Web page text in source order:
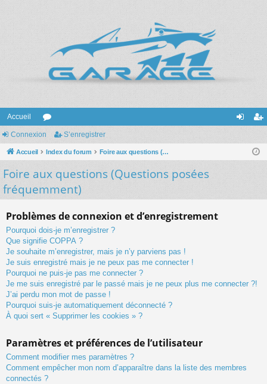
Accueil
or
u
m
s
nr
Connexion S’enregistrer
Accueil Index du forum Foire aux questions (Questions posées fréquemment)
Foire aux questions (Questions posées
fréquemment)
Problèmes de connexion et d’enregistrement
Pourquoi dois-je m’enregistrer ?
Que signifie COPPA ?
Je souhaite m’enregistrer, mais je n’y parviens pas !
Je suis enregistré mais je ne peux pas me connecter !
Pourquoi ne puis-je pas me connecter ?
Je me suis enregistré par le passé mais je ne peux plus me connecter ?!
J’ai perdu mon mot de passe !
Pourquoi suis-je automatiquement déconnecté ?
À quoi sert « Supprimer les cookies » ?
Paramètres et préférences de l’utilisateur
Comment modifier mes paramètres ?
Comment empêcher mon nom d’apparaître dans la liste des membres
connectés ?